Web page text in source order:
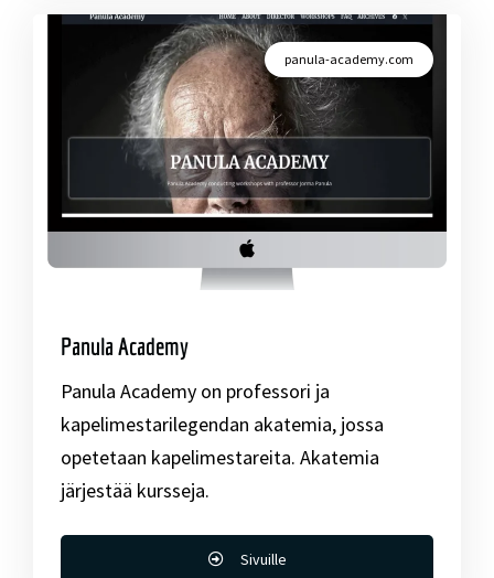
panula-academy.com
Panula Academy
Panula Academy on professori ja
kapelimestarilegendan akatemia, jossa
opetetaan kapelimestareita. Akatemia
järjestää kursseja.
Sivuille